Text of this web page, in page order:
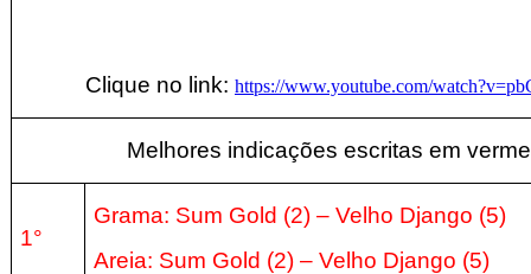
Clique no link: https://www.youtube.com/
Melhores indicações escritas em
1°
Grama: Sum Gold (2) – Velho Django (5)
Areia: Sum Gold (2) – Velho Django (5)